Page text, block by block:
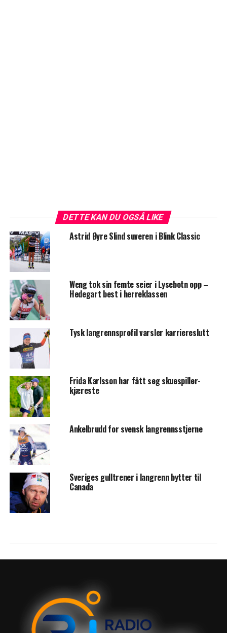
DETTE KAN DU OGSÅ LIKE
Astrid Øyre Slind suveren i Blink Classic
Weng tok sin femte seier i Lysebotn opp –
Hedegart best i herreklassen
Tysk langrennsprofil varsler karriereslutt
Frida Karlsson har fått seg skuespiller-
kjæreste
Ankelbrudd for svensk langrennsstjerne
Sveriges gulltrener i langrenn bytter til
Canada